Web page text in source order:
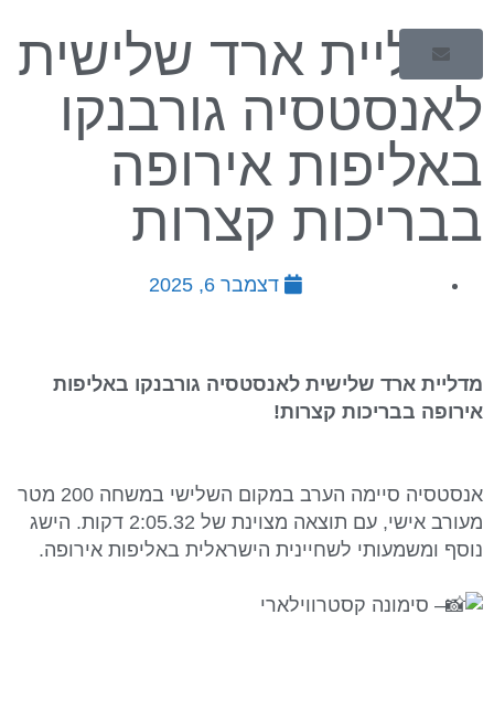
מדליית ארד שלישית
לאנסטסיה גורבנקו
באליפות אירופה
בבריכות קצרות
דצמבר 6, 2025
מדליית ארד שלישית לאנסטסיה גורבנקו באליפות
אירופה בבריכות קצרות!
אנסטסיה סיימה הערב במקום השלישי במשחה 200 מטר
מעורב אישי, עם תוצאה מצוינת של 2:05.32 דקות. הישג
נוסף ומשמעותי לשחיינית הישראלית באליפות אירופה.
– סימונה קסטרווילארי